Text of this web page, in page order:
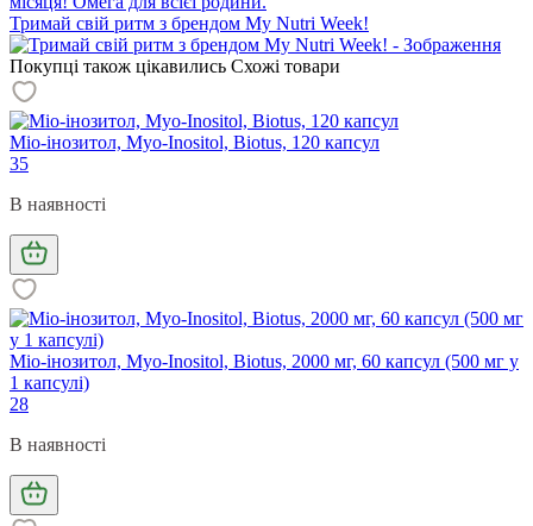
Тримай свій ритм з брендом My Nutri Week!
Покупці також цікавились Схожі товари
Міо-інозитол, Myo-Inositol, Biotus, 120 капсул
35
В наявності
Міо-інозитол, Myo-Inositol, Biotus, 2000 мг, 60 капсул (500 мг у
1 капсулі)
28
В наявності